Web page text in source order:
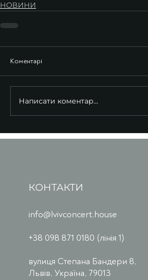
НОВИНИ
Коментарі
Написати коментар...
КОНТАКТИ
info@lvivconcert.house
+38 098 871 0180 (лінія 1)
вулиця Степана Бандери 8,
Львів, Україна, 79013